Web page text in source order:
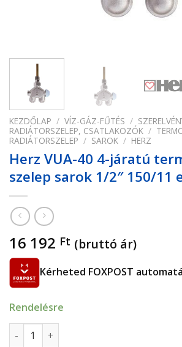
KEZDŐLAP / VÍZ-GÁZ-FŰTÉS /
RADIÁTORSZELEP, CSATLAKOZÓK /
RADIÁTORSZELEP / SAROK / HERZ
Herz VUA-40 4-járatú
szelep sarok 1/2″ 150/11
16 192 Ft (bruttó ár)
Kérheted FOXPOST
Rendelésre
Herz VUA-40 4-járatú termosztatikus